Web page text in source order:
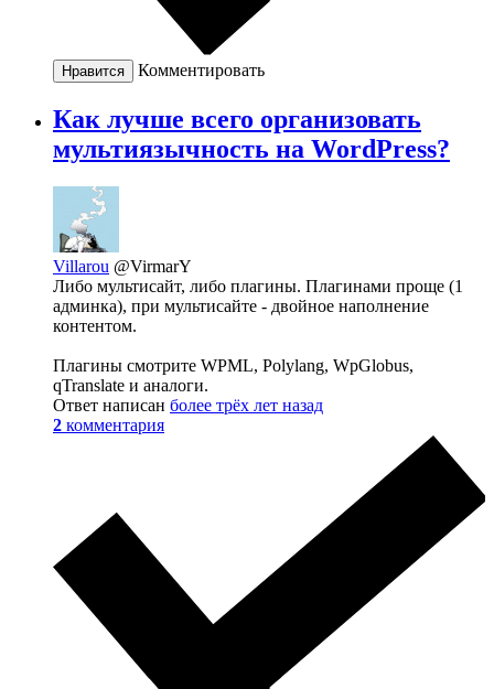
Нравится Комментировать
Как лучше всего организовать
мультиязычность на WordPress?
Villarou @VirmarY
Либо мультисайт, либо плагины. Плагинами проще (1
админка), при мультисайте - двойное наполнение
контентом.
Плагины смотрите WPML, Polylang, WpGlobus,
qTranslate и аналоги.
Ответ написан более трёх лет назад
2 комментария